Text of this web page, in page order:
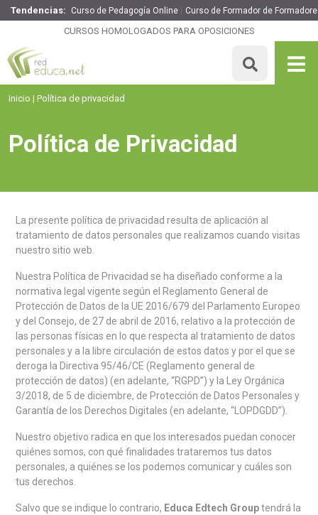
Tendencias: Curso de Pedagogía Online Curso de Formador de
CURSOS HOMOLOGADOS PARA OPOSICIONES
Inicio Política de privacidad
Política de Privacidad
La presente política de privacidad resulta de aplicación al
tratamiento de datos personales que realizamos cuando visitas
nuestro sitio web.
Nuestra Política de Privacidad se ha diseñado conforme a la
normativa legal vigente según el Reglamento General de
Protección de Datos de la UE 2016/679 del Parlamento Europeo
y del Consejo, de 27 de abril de 2016, relativo a la protección de
las personas físicas en lo que respecta al tratamiento de datos
personales y a la libre circulación de estos datos y por el que se
deroga la Directiva 95/46/CE (Reglamento general de
protección de datos) (en adelante, “RGPD”) y la Ley Orgánica
3/2018, de 5 de diciembre, de Protección de Datos Personales y
Garantía de los Derechos Digitales (en adelante, “LOPDGDD”).
Nuestro objetivo radica en que los interesados puedan conocer
quiénes somos, con qué finalidades trataremos tus datos
personales, a quiénes se los podemos comunicar y cuáles son
tus derechos.
Salvo que se indique lo contrario, Educa Edtech Grouptendrá la